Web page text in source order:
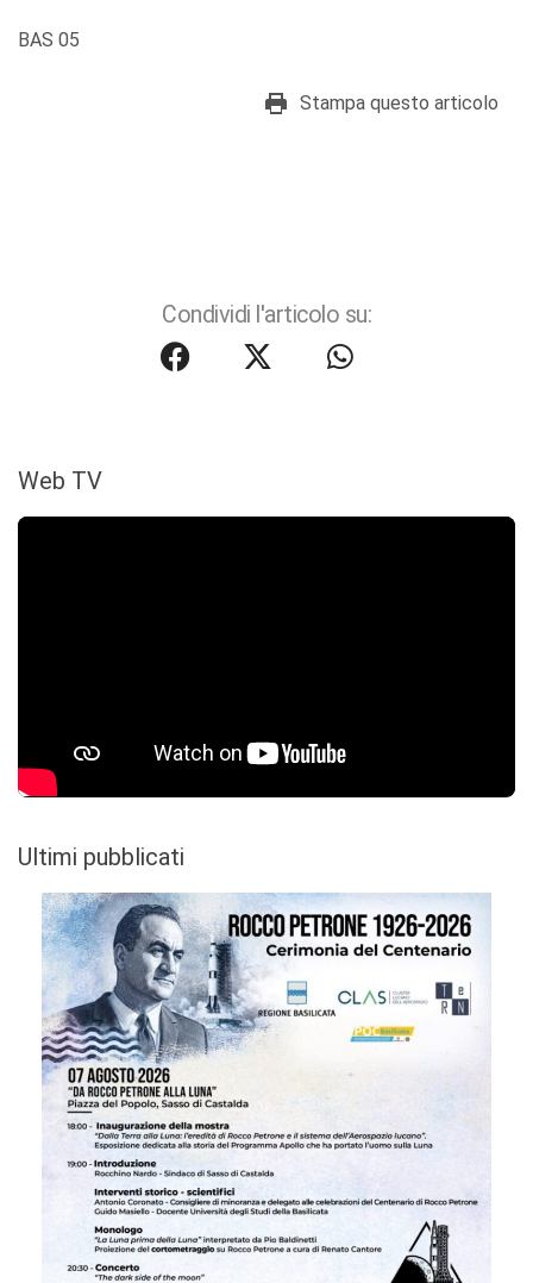
BAS 05
Stampa questo articolo
Condividi l'articolo su:
Web TV
Ultimi pubblicati